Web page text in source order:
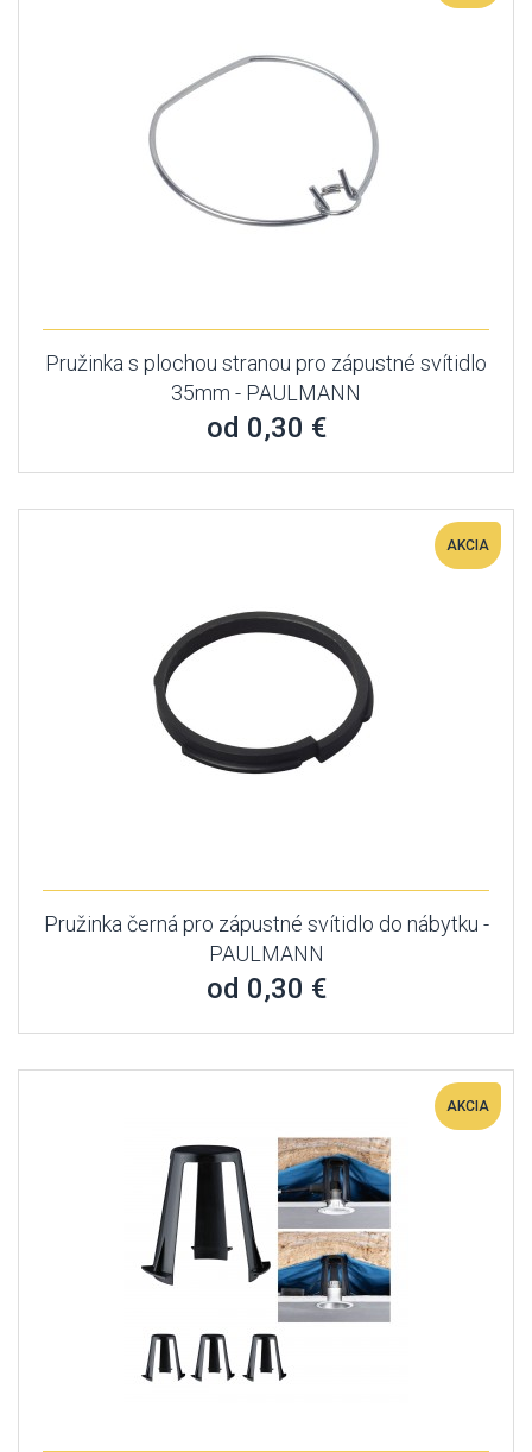
Pružinka s plochou stranou pro zápustné svítidlo
35mm - PAULMANN
od 0,30 €
AKCIA
Pružinka černá pro zápustné svítidlo do nábytku -
PAULMANN
od 0,30 €
AKCIA